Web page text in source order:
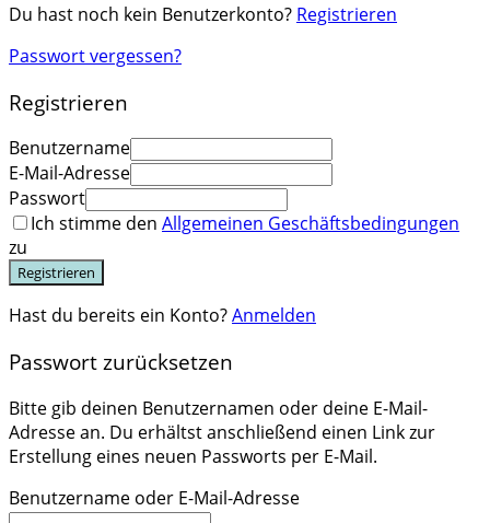
Du hast noch kein Benutzerkonto? Registrieren
Passwort vergessen?
Registrieren
Benutzername
E-Mail-Adresse
Passwort
Ich stimme den Allgemeinen Geschäftsbedingungen
zu
Registrieren
Hast du bereits ein Konto?Anmelden
Passwort zurücksetzen
Bitte gib deinen Benutzernamen oder deine E-Mail-
Adresse an. Du erhältst anschließend einen Link zur
Erstellung eines neuen Passworts per E-Mail.
Benutzername oder E-Mail-Adresse